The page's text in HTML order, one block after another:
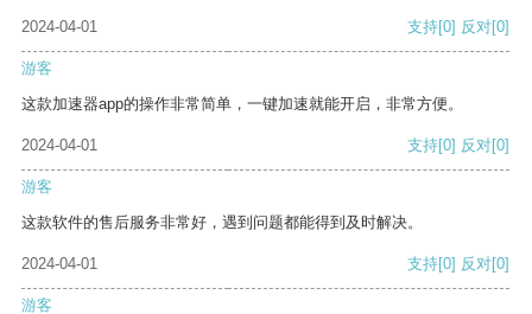
2024-04-01 支持[0] 反对[0]
游客
这款加速器app的操作非常简单，一键加速就能开启，非常方便。
2024-04-01 支持[0] 反对[0]
游客
这款软件的售后服务非常好，遇到问题都能得到及时解决。
2024-04-01 支持[0] 反对[0]
游客